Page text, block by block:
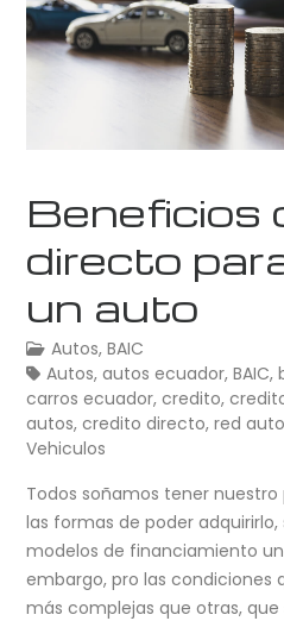
Beneficios
directo
un auto
Autos,BAIC
Autos,autos ecuador,BAIC,
carros ecuador,credito,
autos,credito directo,red
Vehiculos
Todos soñamos tener
las formas de poder
modelos de financiamiento
embargo, pro las condiciones
más complejas que otras,